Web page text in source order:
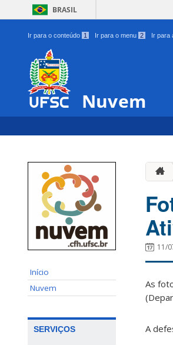
BRASIL
Ir para o conteúdo 1 Ir para o menu 2 Ir para
Nuvem
Início
Nuvem
SERVIÇOS
11/
As
A